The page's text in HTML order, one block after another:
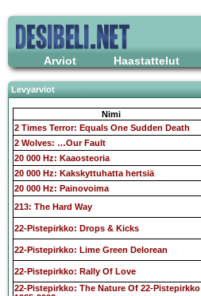
Arviot Haastattelut
Levyarviot
Nimi
2 Times Terror: Equals One Sudden Death
2 Wolves: …Our Fault
20 000 Hz: Kaaosteoria
20 000 Hz: Kakskyttuhatta hertsiä
20 000 Hz: Painovoima
213: The Hard Way
22-Pistepirkko: Drops & Kicks
22-Pistepirkko: Lime Green Delorean
22-Pistepirkko: Rally Of Love
22-Pistepirkko: The Nature Of 22-Pistepirkko